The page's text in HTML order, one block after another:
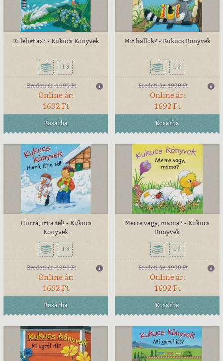
Ki lehet az? - Kukucs Könyvek
1-3
Eredeti ár:1990 Ft
Online ár:
1692 Ft
Kosárba
Mit hallok? - Kukucs Könyvek
1-3
Eredeti ár:1990 Ft
Online ár:
1692 Ft
Kosárba
Hurrá, itt a tél! - Kukucs
Könyvek
1-3
Eredeti ár:1990 Ft
Online ár:
1692 Ft
Kosárba
Merre vagy, mama? - Kukucs
Könyvek
1-3
Eredeti ár:1990 Ft
Online ár:
1692 Ft
Kosárba